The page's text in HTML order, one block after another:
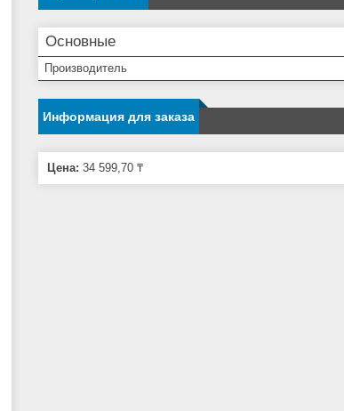
Основные
Производитель
Информация для заказа
Цена: 34 599,70 ₸